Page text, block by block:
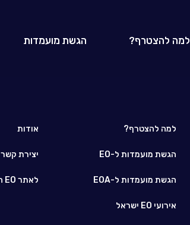
למה להצטרף? הגשת מועמדות
למה להצטרף?
הגשת מועמדות ל-EO
הגשת מועמדות ל-EOA
אירועי EO ישראל
אודות
יצירת קשר
לאתר EO הבינלאומי